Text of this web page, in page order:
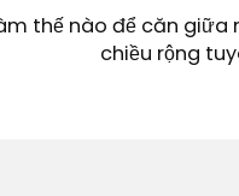
thế nào để căn giữa
chiều rộng